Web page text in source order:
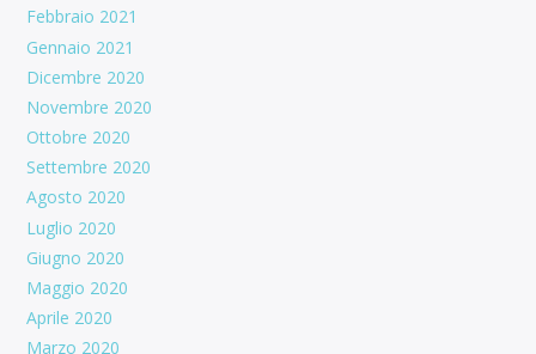
Febbraio 2021
Gennaio 2021
Dicembre 2020
Novembre 2020
Ottobre 2020
Settembre 2020
Agosto 2020
Luglio 2020
Giugno 2020
Maggio 2020
Aprile 2020
Marzo 2020